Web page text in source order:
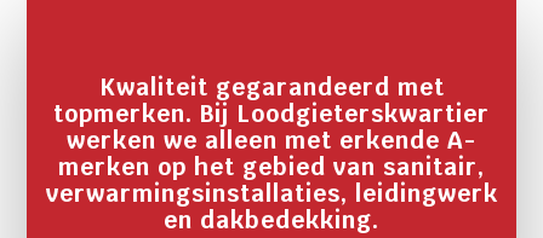
Kwaliteit gegarandeerd met
topmerken. Bij Loodgieterskwartier
werken we alleen met erkende A-
merken op het gebied van sanitair,
verwarmingsinstallaties, leidingwerk
en dakbedekking.